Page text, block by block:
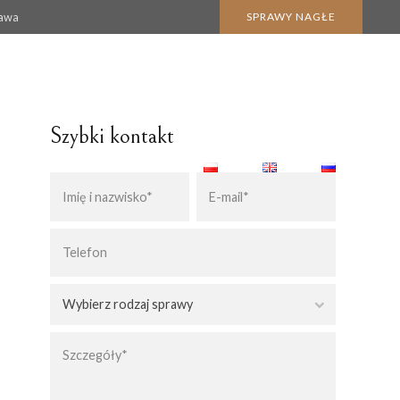
SPRAWY NAGŁE
KARTA POBYTU STAŁEGO
Szybki kontakt
Wybierz rodzaj sprawy